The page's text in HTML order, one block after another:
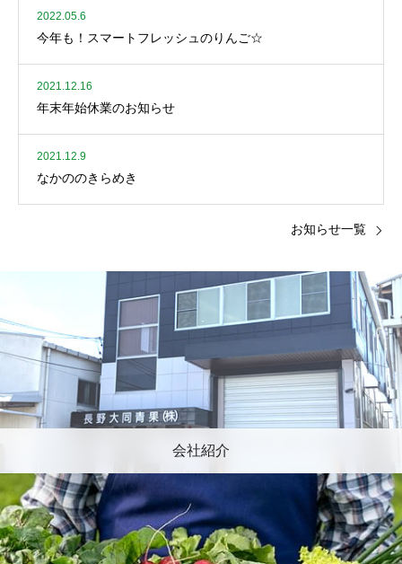
2022.05.6
今年も！スマートフレッシュのりんご☆
2021.12.16
年末年始休業のお知らせ
2021.12.9
なかののきらめき
お知らせ一覧
会社紹介